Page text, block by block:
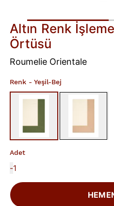
Altın Renk
Örtüsü
Roumelie Orientale
Renk - Yeşil-Bej
Adet
-